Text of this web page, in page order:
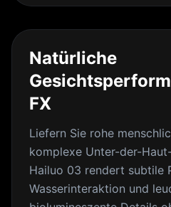
Natürliche
FX
Liefern Sie rohe
komplexe Unter-der-
Hailuo 03 rendert subtile
Wasserinteraktion und